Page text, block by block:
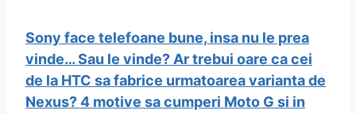
Sony face telefoane bune, insa nu le prea
vinde… Sau le vinde? Ar trebui oare ca cei
de la HTC sa fabrice urmatoarea varianta de
Nexus?4 motive sa cumperi Moto G si in